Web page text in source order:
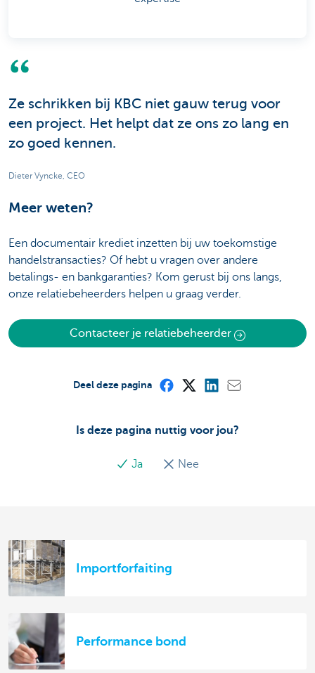
Ze schrikken bij KBC niet gauw terug voor
een project. Het helpt dat ze ons zo lang en
zo goed kennen.
Dieter Vyncke, CEO
Meer weten?
Een documentair krediet inzetten bij uw toekomstige
handelstransacties? Of hebt u vragen over andere
betalings- en bankgaranties? Kom gerust bij ons langs,
onze relatiebeheerders helpen u graag verder.
Contacteer je relatiebeheerder
Is deze pagina nuttig voor jou?
Ja Nee
Deel deze pagina
Importforfaiting
Performance bond